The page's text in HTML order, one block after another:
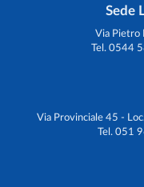
Sede
Via Pietro
Tel. 0544
Via Provinciale 45 -
Tel. 051